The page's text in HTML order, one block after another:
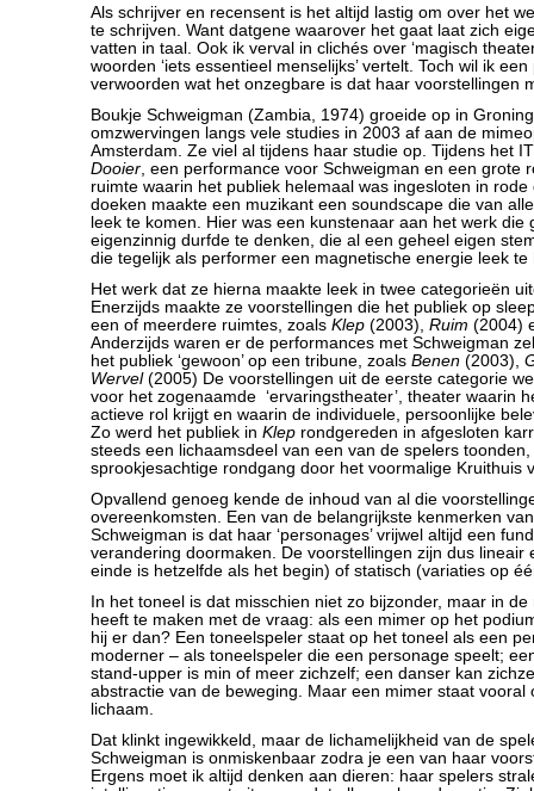
Als schrijver en recensent is het altijd lastig om over het
te schrijven. Want datgene waarover het gaat laat zich
vatten in taal. Ook ik verval in clichés over ‘magisch
woorden ‘iets essentieel menselijks’ vertelt. Toch wil ik
verwoorden wat het onzegbare is dat haar voorstellingen
Boukje Schweigman (Zambia, 1974) groeide op in
omzwervingen langs vele studies in 2003 af aan de
Amsterdam. Ze viel al tijdens haar studie op. Tijdens het
Dooier, een performance voor Schweigman en een grote
ruimte waarin het publiek helemaal was ingesloten in rode
doeken maakte een muzikant een soundscape die van
leek te komen. Hier was een kunstenaar aan het werk die
eigenzinnig durfde te denken, die al een geheel eigen
die tegelijk als performer een magnetische energie leek te
Het werk dat ze hierna maakte leek in twee categorieën
Enerzijds maakte ze voorstellingen die het publiek op
een of meerdere ruimtes, zoals Klep (2003), Ruim (2004)
Anderzijds waren er de performances met Schweigman
het publiek ‘gewoon’ op een tribune, zoals Benen (2003),
Wervel(2005) De voorstellingen uit de eerste categorie
voor het zogenaamde ‘ervaringstheater’, theater waarin
actieve rol krijgt en waarin de individuele, persoonlijke
Zo werd het publiek in Klep rondgereden in afgesloten
steeds een lichaamsdeel van een van de spelers
sprookjesachtige rondgang door het voormalige Kruithuis
Opvallend genoeg kende de inhoud van al die
overeenkomsten. Een van de belangrijkste kenmerken
Schweigman is dat haar ‘personages’ vrijwel altijd een
verandering doormaken. De voorstellingen zijn dus lineair
einde is hetzelfde als het begin) of statisch (variaties op
In het toneel is dat misschien niet zo bijzonder, maar in
heeft te maken met de vraag: als een mimer op het
hij er dan? Een toneelspeler staat op het toneel als een
moderner – als toneelspeler die een personage speelt;
stand-upper is min of meer zichzelf; een danser kan
abstractie van de beweging. Maar een mimer staat vooral
lichaam.
Dat klinkt ingewikkeld, maar de lichamelijkheid van de
Schweigman is onmiskenbaar zodra je een van haar
Ergens moet ik altijd denken aan dieren: haar spelers